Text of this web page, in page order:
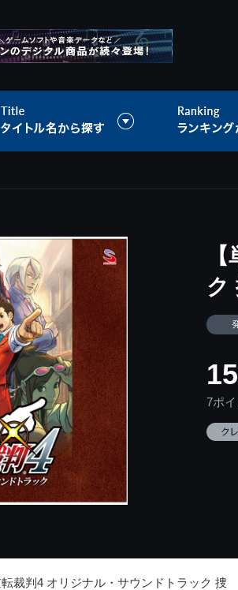
ク
7ポ
転裁判4 オリジナル・サウンドトラック 捜